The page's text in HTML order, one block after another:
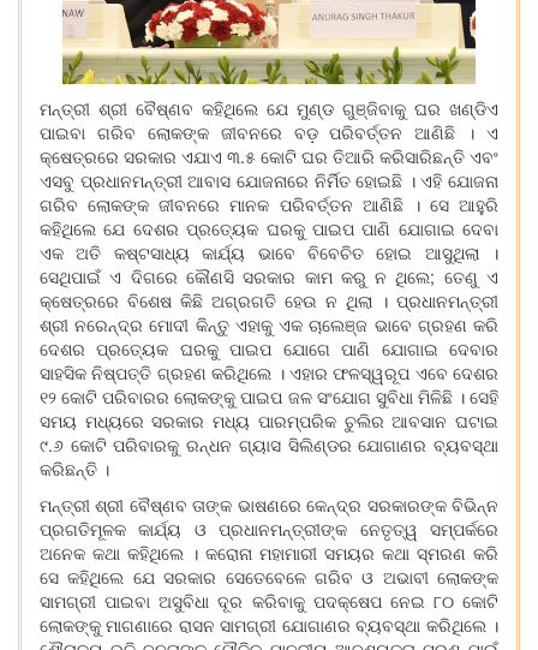
ମନ୍ତ୍ରୀ ଶ୍ରୀ ବୈଷ୍ଣବ କହିଥିଲେ ଯେ ମୁଣ୍ଡ ଗୁଞ୍ଜିବାକୁ ଘର ଖଣ୍ଡିଏ
ପାଇବା ଗରିବ ଲୋକଙ୍କ ଜୀବନରେ ବଡ଼ ପରିବର୍ତ୍ତନ ଆଣିଛି । ଏ
କ୍ଷେତ୍ରରେ ସରକାର ଏଯାଏ ୩.୫ କୋଟି ଘର ତିଆରି କରିସାରିଛନ୍ତି ଏବଂ
ଏସବୁ ପ୍ରଧାନମନ୍ତ୍ରୀ ଆବାସ ଯୋଜନାରେ ନିର୍ମିତ ହୋଇଛି । ଏହି ଯୋଜନା
ଗରିବ ଲୋକଙ୍କ ଜୀବନରେ ମାନକ ପରିବର୍ତ୍ତନ ଆଣିଛି । ସେ ଆହୁରି
କହିଥିଲେ ଯେ ଦେଶର ପ୍ରତ୍ୟେକ ଘରକୁ ପାଇପ ପାଣି ଯୋଗାଇ ଦେବା
ଏକ ଅତି କଷ୍ଟସାଧ୍ୟ କାର୍ଯ୍ୟ ଭାବେ ବିବେଚିତ ହୋଇ ଆସୁଥିଲା ।
ସେଥିପାଇଁ ଏ ଦିଗରେ କୌଣସି ସରକାର କାମ କରୁ ନ ଥିଲେ; ତେଣୁ ଏ
କ୍ଷେତ୍ରରେ ବିଶେଷ କିଛି ଅଗ୍ରଗତି ହେଉ ନ ଥିଲା । ପ୍ରଧାନମନ୍ତ୍ରୀ
ଶ୍ରୀ ନରେନ୍ଦ୍ର ମୋଦୀ କିନ୍ତୁ ଏହାକୁ ଏକ ଚାଲେଞ୍ଜ ଭାବେ ଗ୍ରହଣ କରି
ଦେଶର ପ୍ରତ୍ୟେକ ଘରକୁ ପାଇପ ଯୋଗେ ପାଣି ଯୋଗାଇ ଦେବାର
ସାହସିକ ନିଷ୍ପତ୍ତି ଗ୍ରହଣ କରିଥିଲେ । ଏହାର ଫଳସ୍ୱରୂପ ଏବେ ଦେଶର
୧୨ କୋଟି ପରିବାରର ଲୋକଙ୍କୁ ପାଇପ ଜଳ ସଂଯୋଗ ସୁବିଧା ମିଳିଛି । ସେହି
ସମୟ ମଧ୍ୟରେ ସରକାର ମଧ୍ୟ ପାରମ୍ପରିକ ଚୁଲିର ଆବସାନ ଘଟାଇ
୯.୬ କୋଟି ପରିବାରକୁ ରନ୍ଧନ ଗ୍ୟାସ ସିଲିଣ୍ଡର ଯୋଗାଣର ବ୍ୟବସ୍ଥା
କରିଛନ୍ତି ।
ମନ୍ତ୍ରୀ ଶ୍ରୀ ବୈଷ୍ଣବ ତାଙ୍କ ଭାଷଣରେ କେନ୍ଦ୍ର ସରକାରଙ୍କ ବିଭିନ୍ନ
ପ୍ରଗତିମୂଳକ କାର୍ଯ୍ୟ ଓ ପ୍ରଧାନମନ୍ତ୍ରୀଙ୍କ ନେତୃତ୍ୱ ସମ୍ପର୍କରେ
ଅନେକ କଥା କହିଥିଲେ । କରୋନା ମହାମାରୀ ସମୟର କଥା ସ୍ମରଣ କରି
ସେ କହିଥିଲେ ଯେ ସରକାର ସେତେବେଳେ ଗରିବ ଓ ଅଭାବୀ ଲୋକଙ୍କ
ସାମଗ୍ରୀ ପାଇବା ଅସୁବିଧା ଦୂର କରିବାକୁ ପଦକ୍ଷେପ ନେଇ ୮୦ କୋଟି
ଲୋକଙ୍କୁ ମାଗଣାରେ ରାସନ ସାମଗ୍ରୀ ଯୋଗାଣର ବ୍ୟବସ୍ଥା କରିଥିଲେ ।